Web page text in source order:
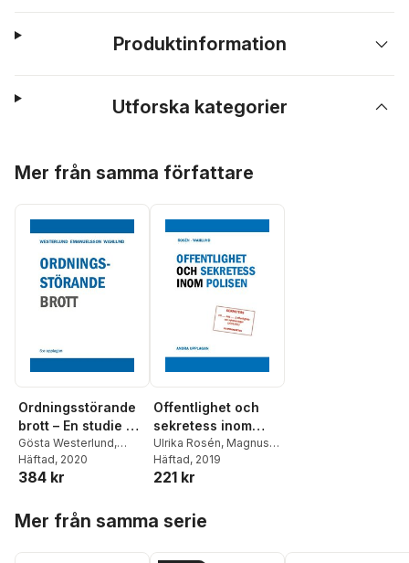
Produktinformation
Utforska kategorier
Mer från samma författare
Ordningsstörande
brott – En studie av
brottsbalken och
annan lagstiftning,
särskilt polislagen
Gösta Westerlund,
Maria Emanuelsson
Magnus Wahlund
Häftad, 2020
384 kr
Offentlighet och
sekretess inom
polisen
Ulrika Rosén, Magnus
Wahlund
Häftad, 2019
221 kr
Mer från samma serie